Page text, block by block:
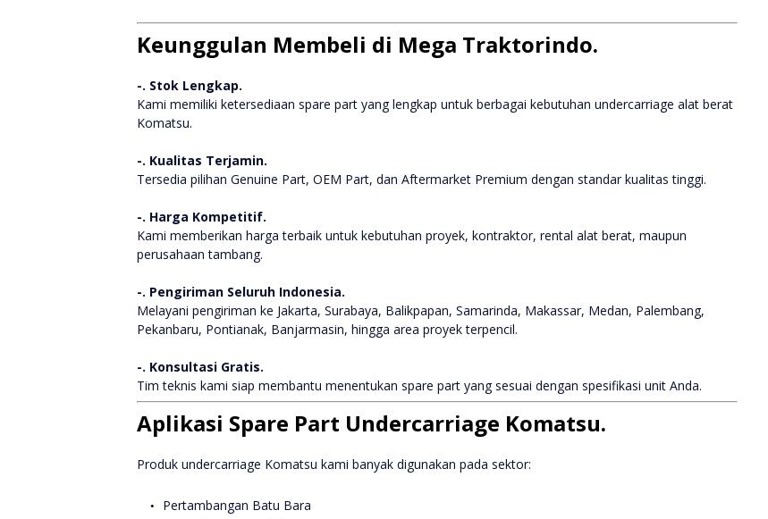
Keunggulan Membeli di Mega Traktorindo.
-. Stok Lengkap.
Kami memiliki ketersediaan spare part yang lengkap untuk berbagai kebutuhan undercarriage alat berat
Komatsu.
-. Kualitas Terjamin.
Tersedia pilihan Genuine Part, OEM Part, dan Aftermarket Premium dengan standar kualitas tinggi.
-. Harga Kompetitif.
Kami memberikan harga terbaik untuk kebutuhan proyek, kontraktor, rental alat berat, maupun
perusahaan tambang.
-. Pengiriman Seluruh Indonesia.
Melayani pengiriman ke Jakarta, Surabaya, Balikpapan, Samarinda, Makassar, Medan, Palembang,
Pekanbaru, Pontianak, Banjarmasin, hingga area proyek terpencil.
-. Konsultasi Gratis.
Tim teknis kami siap membantu menentukan spare part yang sesuai dengan spesifikasi unit Anda.
Aplikasi Spare Part Undercarriage Komatsu.
Produk undercarriage Komatsu kami banyak digunakan pada sektor:
Pertambangan Batu Bara